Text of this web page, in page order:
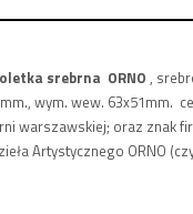
srebrna ORNO ,
wym. wew. 63x51mm.
warszawskiej; oraz znak
Artystycznego ORNO